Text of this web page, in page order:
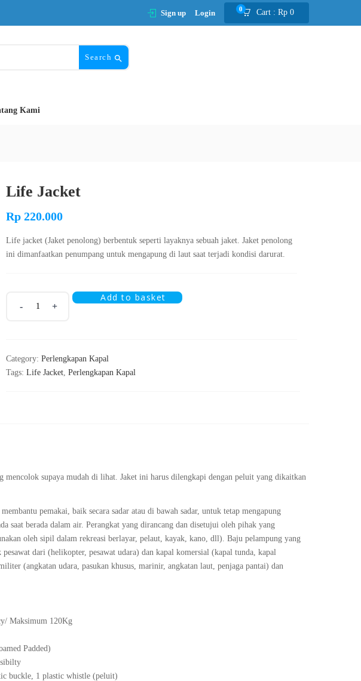
Cart : Rp 0
0
Sign up Login
Search
Kami
Life Jacket
Rp 220.000
Life jacket (Jaket penolong) berbentuk seperti layaknya sebuah jaket. Jaket penolong
ini dimanfaatkan penumpang untuk mengapung di laut saat terjadi kondisi darurat.
Add to basket
Category: Perlengkapan Kapal
Tags: Life Jacket Perlengkapan Kapal
mencolok supaya mudah di lihat. Jaket ini harus dilengkapi dengan peluit yang dikaitkan
pemakai, baik secara sadar atau di bawah sadar, untuk tetap mengapung
saat berada dalam air. Perangkat yang dirancang dan disetujui oleh pihak yang
oleh sipil dalam rekreasi berlayar, pelaut, kayak, kano, dll). Baju pelampung yang
dari (helikopter, pesawat udara) dan kapal komersial (kapal tunda, kapal
(angkatan udara, pasukan khusus, marinir, angkatan laut, penjaga pantai) dan
Maksimum 120Kg
Padded)
buckle, 1 plastic whistle (peluit)